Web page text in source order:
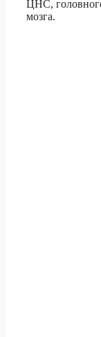
ЦНС,
мозга.